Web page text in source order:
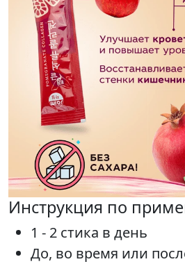
Инструкция по
1 - 2 стика в день
До, во время или